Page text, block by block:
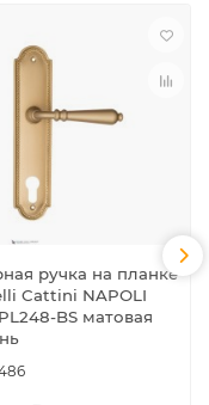
ручка на планке
Cattini NAPOLI
BS матовая